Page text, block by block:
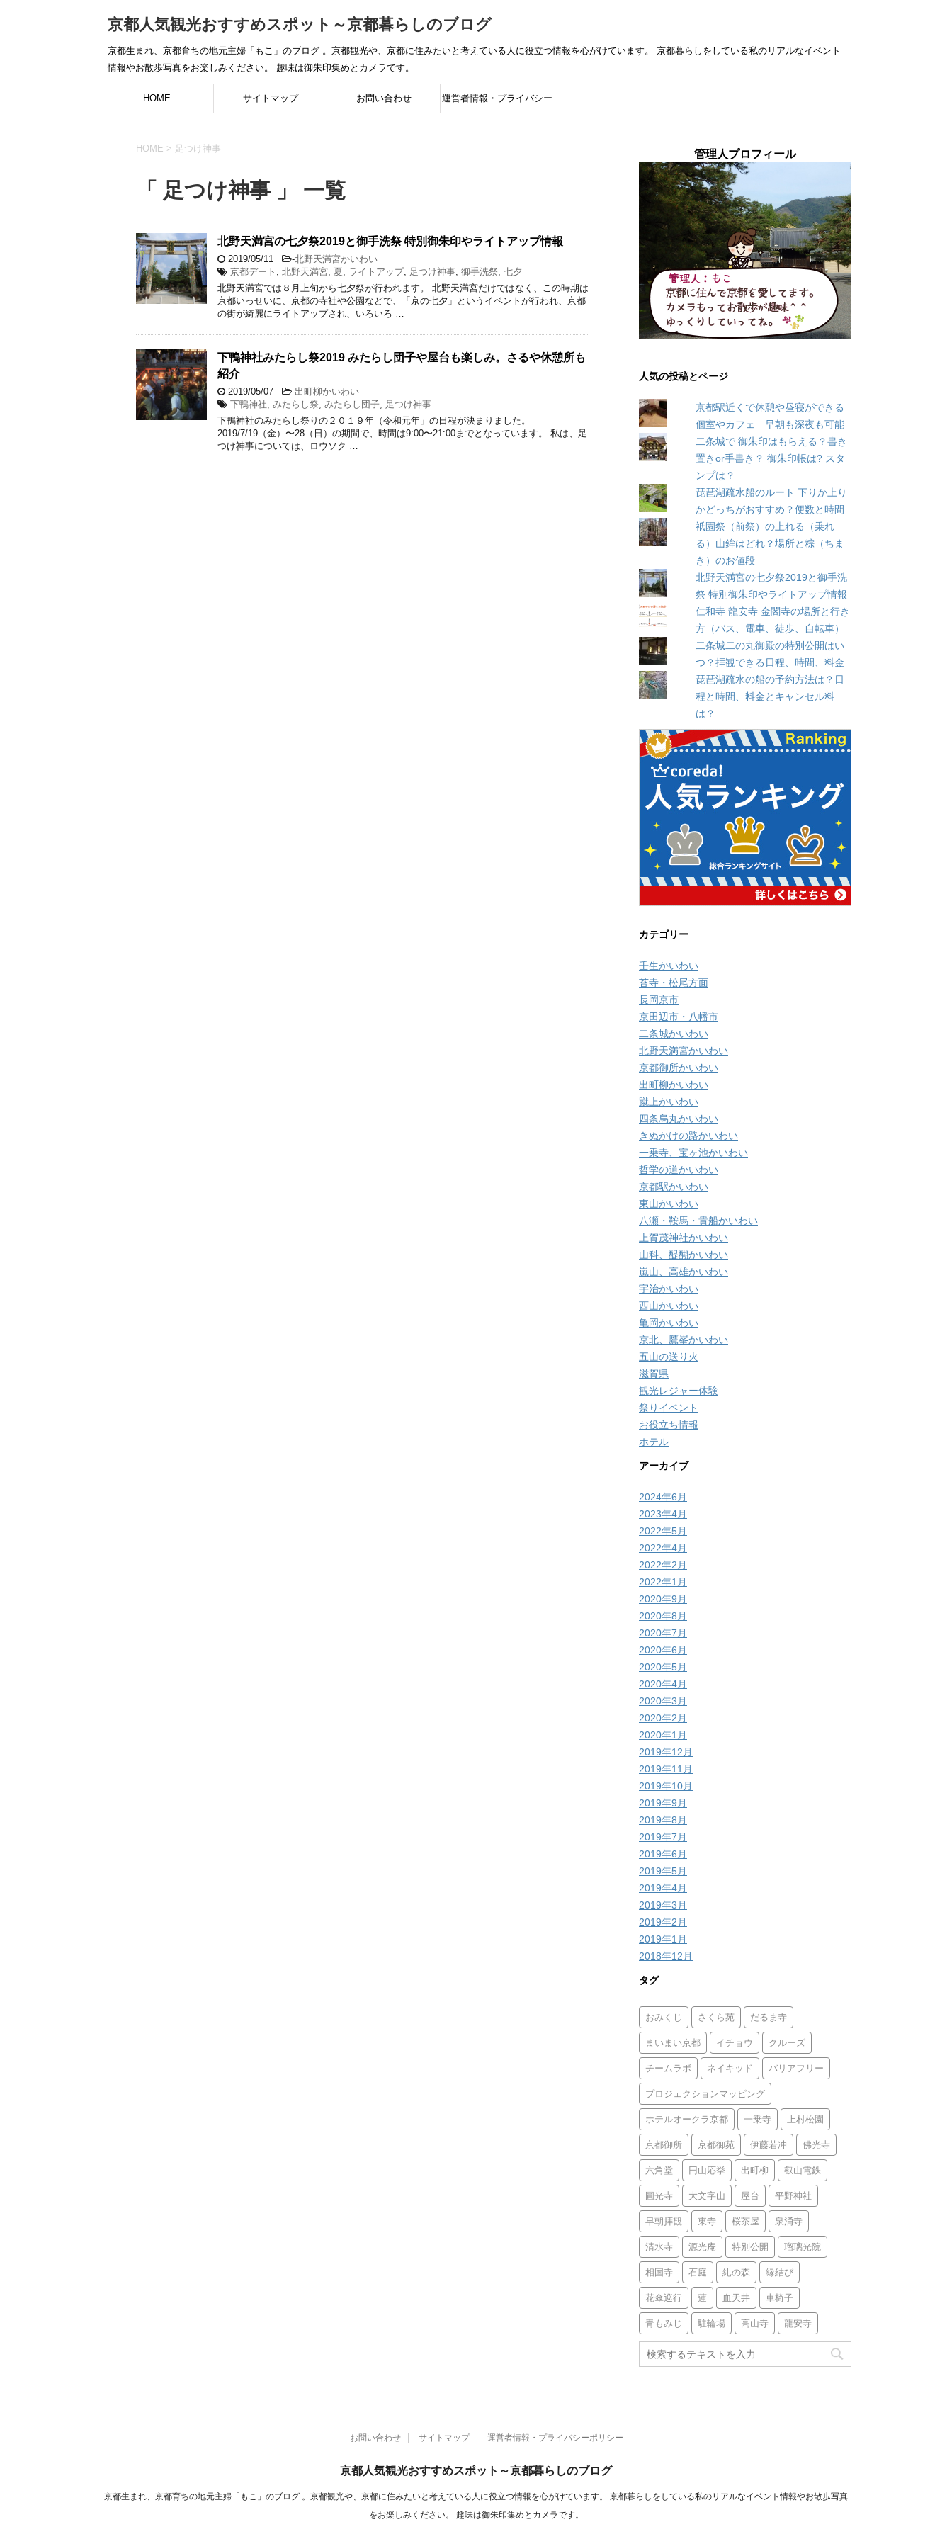
京都人気観光おすすめスポット～京都暮らしのブログ
京都生まれ、京都育ちの地元主婦「もこ」のブログ 。京都観光や、京都に住みたいと考えている人に役立つ情報を心がけています。 京都暮らしをしている私のリアルなイベント
情報やお散歩写真をお楽しみください。 趣味は御朱印集めとカメラです。
HOME サイトマップ お問い合わせ 運営者情報・プライバシー
HOME > 足つけ神事
「 足つけ神事 」 一覧
北野天満宮の七夕祭2019と御手洗祭 特別御朱印やライトアップ情報
2019/05/11 -北野天満宮かいわい
京都デート , 北野天満宮, 夏, ライトアップ, 足つけ神事, 御手洗祭, 七夕
北野天満宮では８月上旬から七夕祭が行われます。 北野天満宮だけではなく、この時期は
京都いっせいに、京都の寺社や公園などで、「京の七夕」というイベントが行われ、京都
の街が綺麗にライトアップされ、いろいろ …
下鴨神社みたらし祭2019 みたらし団子や屋台も楽しみ。さるや休憩所も
紹介
2019/05/07 -出町柳かいわい
下鴨神社, みたらし祭, みたらし団子, 足つけ神事
下鴨神社のみたらし祭りの２０１９年（令和元年」の日程が決まりました。
2019/7/19（金）〜28（日）の期間で、時間は9:00〜21:00までとなっています。 私は、足
つけ神事については、ロウソク …
管理人プロフィール
人気の投稿とページ
京都駅近くで休憩や昼寝ができる
個室やカフェ 早朝も深夜も可能
二条城で 御朱印はもらえる？書き
置きor手書き？ 御朱印帳は? スタ
ンプは？
琵琶湖疏水船のルート 下りか上り
かどっちがおすすめ？便数と時間
祇園祭（前祭）の上れる（乗れ
る）山鉾はどれ？場所と粽（ちま
き）のお値段
北野天満宮の七夕祭2019と御手洗
祭 特別御朱印やライトアップ情報
仁和寺 龍安寺 金閣寺の場所と行き
方（バス、電車、徒歩、自転車）
二条城二の丸御殿の特別公開はい
つ？拝観できる日程、時間、料金
琵琶湖疏水の船の予約方法は？日
程と時間、料金とキャンセル料
は？
カテゴリー
壬生かいわい
苔寺・松尾方面
長岡京市
京田辺市・八幡市
二条城かいわい
北野天満宮かいわい
京都御所かいわい
出町柳かいわい
蹴上かいわい
四条烏丸かいわい
きぬかけの路かいわい
一乗寺、宝ヶ池かいわい
哲学の道かいわい
京都駅かいわい
東山かいわい
八瀬・鞍馬・貴船かいわい
上賀茂神社かいわい
山科、醍醐かいわい
嵐山、高雄かいわい
宇治かいわい
西山かいわい
亀岡かいわい
京北、鷹峯かいわい
五山の送り火
滋賀県
観光レジャー体験
祭りイベント
お役立ち情報
ホテル
アーカイブ
2024年6月
2023年4月
2022年5月
2022年4月
2022年2月
2022年1月
2020年9月
2020年8月
2020年7月
2020年6月
2020年5月
2020年4月
2020年3月
2020年2月
2020年1月
2019年12月
2019年11月
2019年10月
2019年9月
2019年8月
2019年7月
2019年6月
2019年5月
2019年4月
2019年3月
2019年2月
2019年1月
2018年12月
タグ
おみくじ さくら苑 だるま寺
まいまい京都 イチョウ クルーズ
チームラボ ネイキッド バリアフリー
プロジェクションマッピング
ホテルオークラ京都 一乗寺 上村松園
京都御所 京都御苑 伊藤若冲 佛光寺
六角堂 円山応挙 出町柳 叡山電鉄
圓光寺 大文字山 屋台 平野神社
早朝拝観 東寺 桜茶屋 泉涌寺
清水寺 源光庵 特別公開 瑠璃光院
相国寺 石庭 糺の森 縁結び
花傘巡行 蓮 血天井 車椅子
青もみじ 駐輪場 高山寺 龍安寺
お問い合わせ サイトマップ 運営者情報・プライバシーポリシー
京都人気観光おすすめスポット～京都暮らしのブログ
京都生まれ、京都育ちの地元主婦「もこ」のブログ 。京都観光や、京都に住みたいと考えている人に役立つ情報を心がけています。 京都暮らしをしている私のリアルなイベント情報やお散歩写真
をお楽しみください。 趣味は御朱印集めとカメラです。